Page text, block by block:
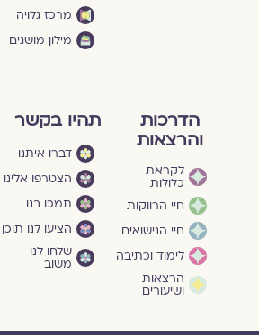
מרכז גלויה
מילון מושגים
הדרכות
והרצאות
לקראת
כלולות
חיי הרווקות
חיי הנישואים
לימוד וכתיבה
הרצאות
ושיעורים
תהיו בקשר
דברו איתנו
הצטרפו אלינו
תמכו בנו
הציעו לנו תוכן
שלחו לנו
משוב